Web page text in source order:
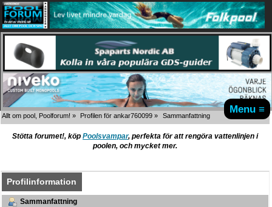
Menu ≡
Allt om pool, Poolforum! » Profilen för ankar760099 » Sammanfattning
Stötta forumet!, köp Poolsvampar, perfekta för att rengöra vattenlinjen i
poolen, och mycket mer.
Profilinformation
Sammanfattning